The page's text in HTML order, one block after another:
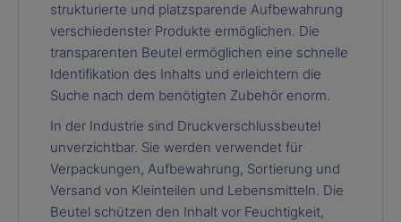
strukturierte und platzsparende Aufbewahrung
verschiedenster Produkte ermöglichen. Die
transparenten Beutel ermöglichen eine schnelle
Identifikation des Inhalts und erleichtern die
Suche nach dem benötigten Zubehör enorm.
In der Industrie sind Druckverschlussbeutel
unverzichtbar. Sie werden verwendet für
Verpackungen, Aufbewahrung, Sortierung und
Versand von Kleinteilen und Lebensmitteln. Die
Beutel schützen den Inhalt vor Feuchtigkeit,